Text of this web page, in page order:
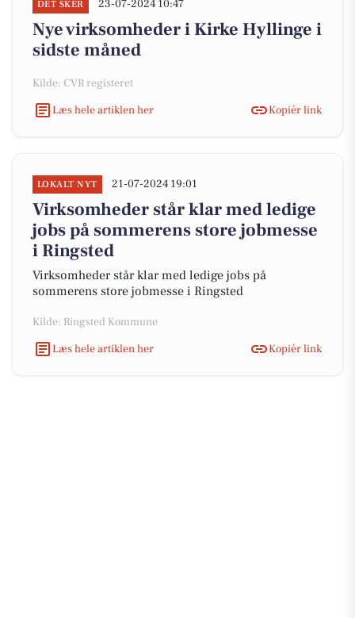
DET SKER 23-07-2024 10:47
Nye virksomheder i Kirke Hyllinge i
sidste måned
Kilde: CVR registeret
Læs hele artiklen her
Kopiér link
LOKALT NYT 21-07-2024 19:01
Virksomheder står klar med ledige
jobs på sommerens store jobmesse
i Ringsted
Virksomheder står klar med ledige jobs på
sommerens store jobmesse i Ringsted
Kilde: Ringsted Kommune
Læs hele artiklen her
Kopiér link